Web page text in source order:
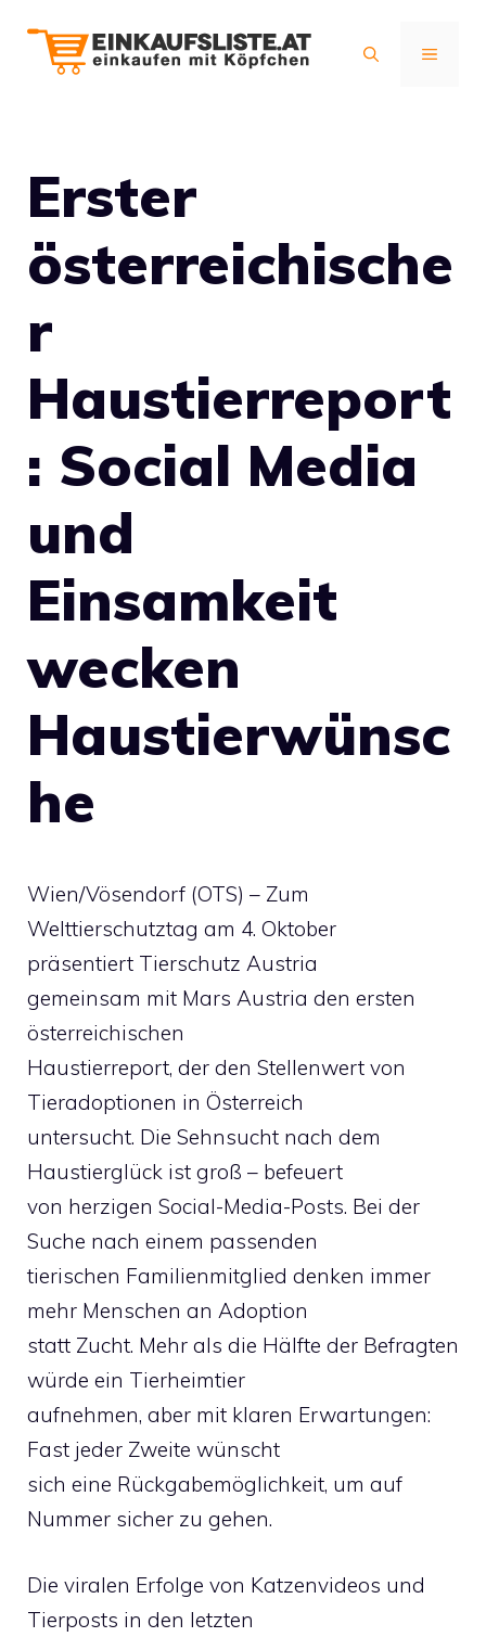
Inhalt
MENÜ
Erster
österreichische
r
Haustierreport
: Social Media
und
Einsamkeit
wecken
Haustierwünsc
he
Wien/Vösendorf (OTS) – Zum
Welttierschutztag am 4. Oktober
präsentiert Tierschutz Austria
gemeinsam mit Mars Austria den ersten
österreichischen
Haustierreport, der den Stellenwert von
Tieradoptionen in Österreich
untersucht. Die Sehnsucht nach dem
Haustierglück ist groß – befeuert
von herzigen Social-Media-Posts. Bei der
Suche nach einem passenden
tierischen Familienmitglied denken immer
mehr Menschen an Adoption
statt Zucht. Mehr als die Hälfte der Befragten
würde ein Tierheimtier
aufnehmen, aber mit klaren Erwartungen:
Fast jeder Zweite wünscht
sich eine Rückgabemöglichkeit, um auf
Nummer sicher zu gehen.
Die viralen Erfolge von Katzenvideos und
Tierposts in den letzten